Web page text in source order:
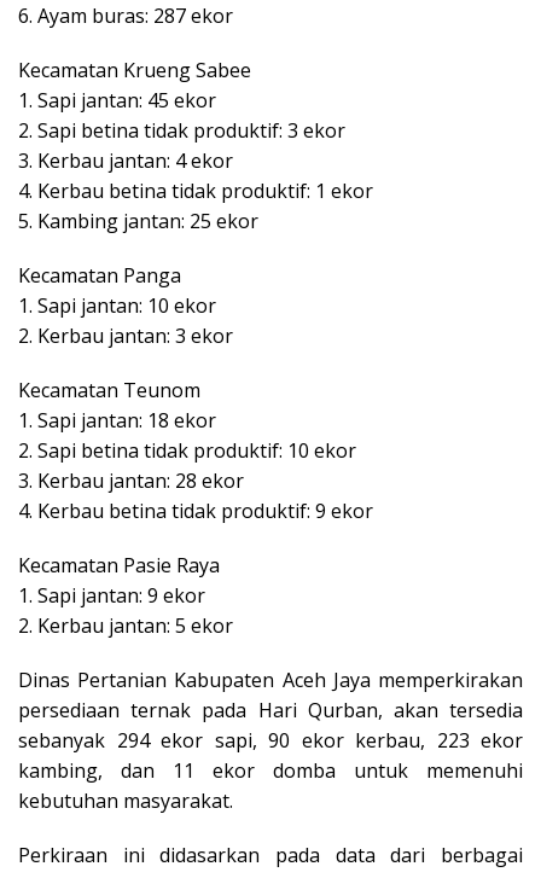
6. Ayam buras: 287 ekor
Kecamatan Krueng Sabee
1. Sapi jantan: 45 ekor
2. Sapi betina tidak produktif: 3 ekor
3. Kerbau jantan: 4 ekor
4. Kerbau betina tidak produktif: 1 ekor
5. Kambing jantan: 25 ekor
Kecamatan Panga
1. Sapi jantan: 10 ekor
2. Kerbau jantan: 3 ekor
Kecamatan Teunom
1. Sapi jantan: 18 ekor
2. Sapi betina tidak produktif: 10 ekor
3. Kerbau jantan: 28 ekor
4. Kerbau betina tidak produktif: 9 ekor
Kecamatan Pasie Raya
1. Sapi jantan: 9 ekor
2. Kerbau jantan: 5 ekor
Dinas Pertanian Kabupaten Aceh Jaya memperkirakan
persediaan ternak pada Hari Qurban, akan tersedia
sebanyak 294 ekor sapi, 90 ekor kerbau, 223 ekor
kambing, dan 11 ekor domba untuk memenuhi
kebutuhan masyarakat.
Perkiraan ini didasarkan pada data dari berbagai